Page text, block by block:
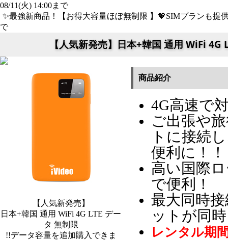
08/11(火) 14:00まで
✨️最強新商品！【お得大容量ほぼ無制限 】💖SIMプランも提
で
【人気新発売】日本+韓国 通用 WiFi
【人気新発売】
日本+韓国 通用 WiFi 4G LTE デー
タ 無制限
!!データ容量を追加購入できま
商品紹介
4G高速で
ご出張や
トに接続
便利に！！
高い国際
で便利！
最大同時
ットが同
レンタル期